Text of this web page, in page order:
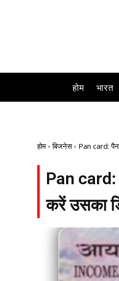
होम भारत
होम बिजनेस Pan card:
Pan card:
करें उसका